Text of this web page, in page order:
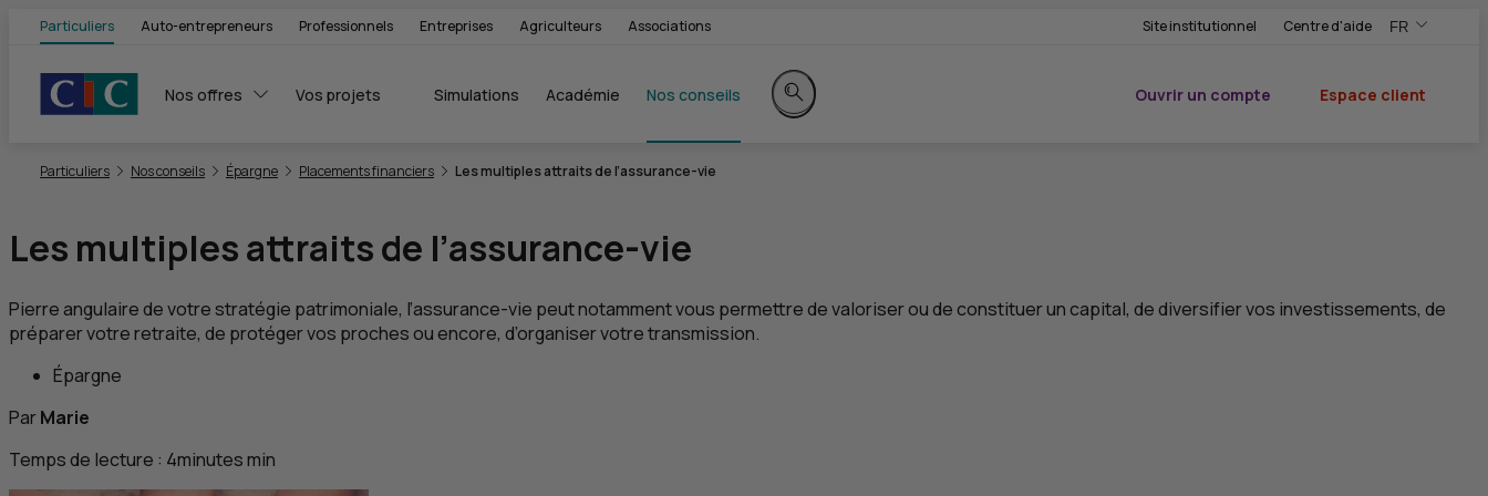
Particuliers Auto-entrepreneurs Professionnels Entreprises Agriculteurs Associations Site institutionnel Centre d'aide FR
,Version
,Changer de
Nos offres Vos projets Simulations Académie Nos conseils
Rechercher sur le site
Ouvrir un compte
Espace client
Particuliers Nos conseils Épargne Placements financiers Les multiples attraits de l’assurance-vie
Les multiples attraits de l’assurance-vie
Pierre angulaire de votre stratégie patrimoniale, l’assurance-vie peut notamment vous permettre de valoriser ou de constituer un capital, de diversifier vos investissements, de
préparer votre retraite, de protéger vos proches ou encore, d’organiser votre transmission.
Épargne
ParMarie
Temps de lecture : 4minutesmin